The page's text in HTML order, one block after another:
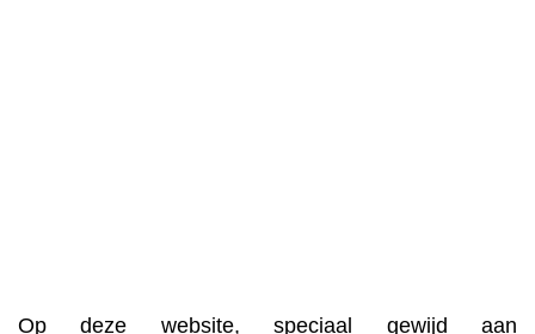
Op deze website, speciaal gewijd aan